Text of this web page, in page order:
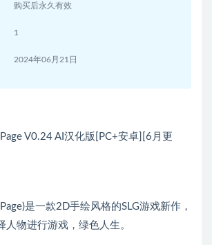
购买后永久有效
1
2024年06月21日
V0.24 AI汉化版[PC+安卓][6月更
是一款2D手绘风格的SLG游戏新作，
人物进行游戏，绿色人生。